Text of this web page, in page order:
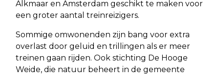
Alkmaar en Amsterdam geschikt te maken voor
een groter aantal treinreizigers.
Sommige omwonenden zijn bang voor extra
overlast door geluid en trillingen als er meer
treinen gaan rijden. Ook stichting De Hooge
Weide, die natuur beheert in de gemeente